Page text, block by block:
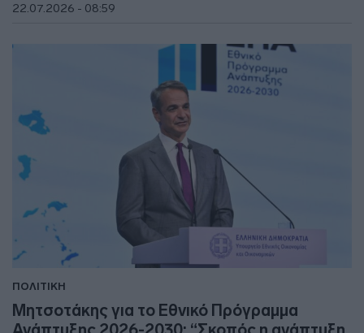
22.07.2026 - 08:59
ΠΟΛΙΤΙΚΗ
Mητσοτάκης για το Εθνικό Πρόγραμμα